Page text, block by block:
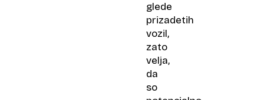
glede
prizadetih
vozil,
zato
velja,
da
so